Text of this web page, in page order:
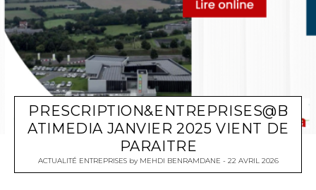
PRESCRIPTION&ENTREPRISES@B
ATIMEDIA JANVIER 2025 VIENT DE
PARAITRE
ACTUALITÉ ENTREPRISES by MEHDI BENRAMDANE 22 AVRIL 2026